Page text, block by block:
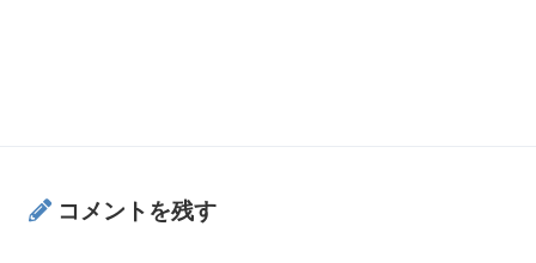
コメントを残す